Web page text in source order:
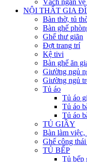
Vách ngăn vệ
NỘI THẤT GIA
Bàn thờ, tủ
Bàn ghế
Ghế thư giãn
Đợt trang trí
Kệ tivi
Bàn ghế ăn
Giường ngủ
Giường ngủ
Tủ áo
Tủ áo
Tủ áo
Tủ áo
TỦ GIẦY
Bàn làm việc,
Ghế công
TỦ BẾP
Tủ bếp